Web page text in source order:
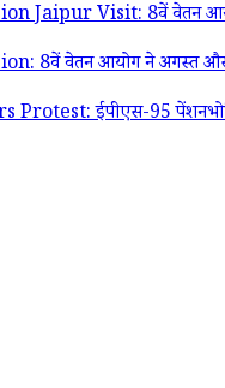
Jaipur Visit: 8वें वेतन
8वें वेतन आयोग ने अगस्त और
ईपीएस-95